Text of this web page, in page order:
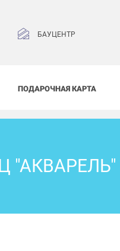
БАУЦЕНТР
ПОДАРОЧНАЯ КАРТА
"АКВАРЕЛЬ"